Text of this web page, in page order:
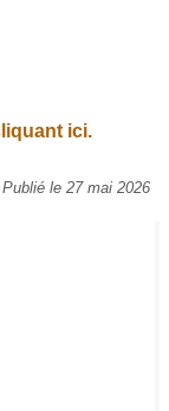
ici.
Publié le 27 mai 2026